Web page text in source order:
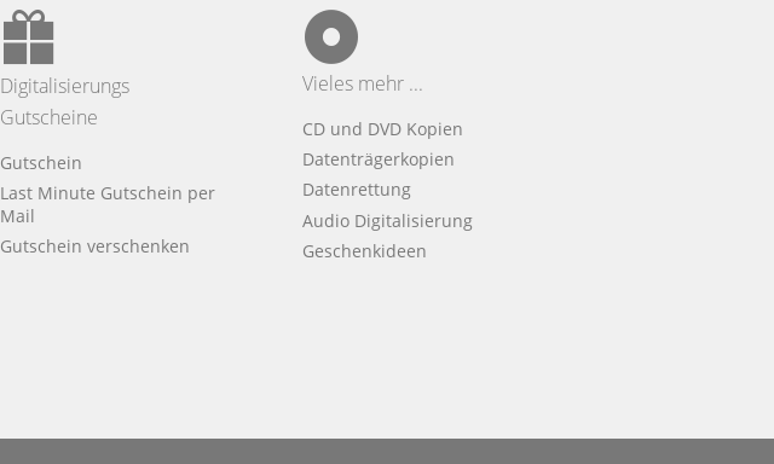
Digitalisierungs
Gutscheine
Gutschein
Last Minute Gutschein per
Mail
Gutschein verschenken
Vieles mehr ...
CD und DVD Kopien
Datenträgerkopien
Datenrettung
Audio Digitalisierung
Geschenkideen